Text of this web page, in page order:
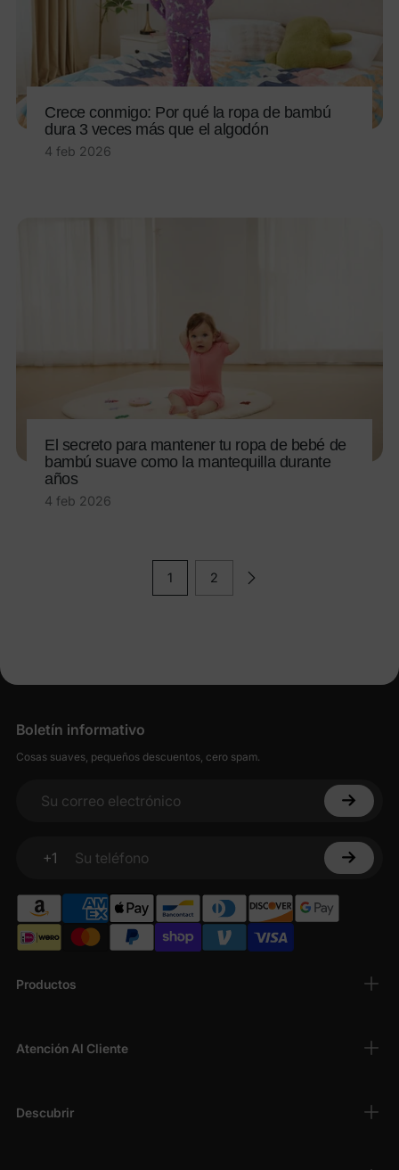
Crece conmigo: Por qué la ropa de bambú
dura 3 veces más que el algodón
4 feb 2026
El secreto para mantener tu ropa de bebé de
bambú suave como la mantequilla durante
años
4 feb 2026
1 2
Productos
Atención Al Cliente
Descubrir
Boletín informativo
Cosas suaves, pequeños descuentos, cero spam.
Su correo electrónico
+1
Su teléfono